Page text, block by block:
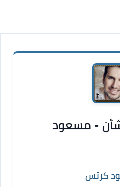
- مسعود
كرتس